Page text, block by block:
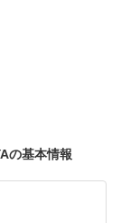
の基本情報